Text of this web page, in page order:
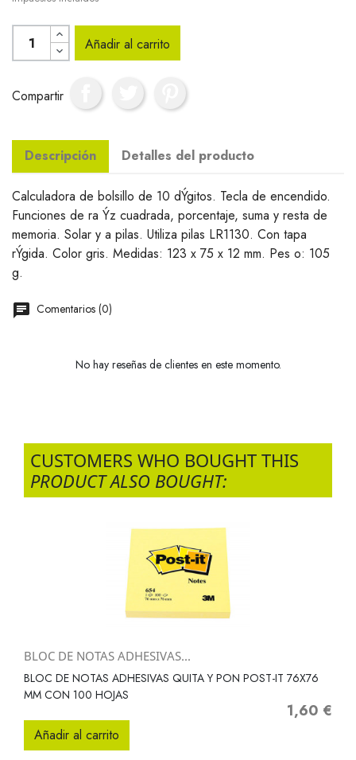
Añadir al carrito
Compartir
Descripción Detalles del producto
Calculadora de bolsillo de 10 dÝgitos. Tecla de encendido.
Funciones de ra Ýz cuadrada, porcentaje, suma y resta de
memoria. Solar y a pilas. Utiliza pilas LR1130. Con tapa
rÝgida. Color gris. Medidas: 123 x 75 x 12 mm. Pes o: 105
g.
Comentarios (0)
No hay reseñas de clientes en este momento.
CUSTOMERS WHO BOUGHT THIS
PRODUCT ALSO BOUGHT:
BLOC DE NOTAS ADHESIVAS...
BLOC DE NOTAS ADHESIVAS QUITA Y PON POST-IT 76X76
MM CON 100 HOJAS
Precio
1,60 €
Añadir al carrito